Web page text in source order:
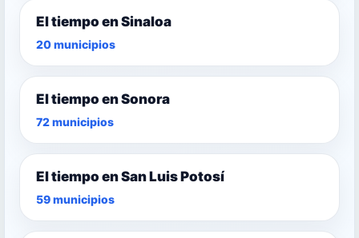
El tiempo en Sinaloa
20 municipios
El tiempo en Sonora
72 municipios
El tiempo en San Luis Potosí
59 municipios